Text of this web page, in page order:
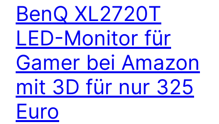
BenQ XL2720T
LED-Monitor für
Gamer bei Amazon
mit 3D für nur 325
Euro